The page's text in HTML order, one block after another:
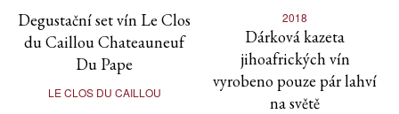
Degustační set vín Le Clos
du Caillou Chateauneuf
Du Pape
LE CLOS DU CAILLOU
2018
Dárková kazeta
jihoafrických vín
vyrobeno pouze pár lahví
na světě